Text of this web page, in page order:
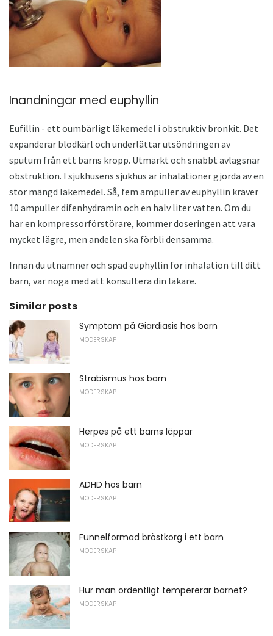
Inandningar med euphyllin
Eufillin - ett oumbärligt läkemedel i obstruktiv bronkit. Det
expanderar blodkärl och underlättar utsöndringen av
sputum från ett barns kropp. Utmärkt och snabbt avlägsnar
obstruktion. I sjukhusens sjukhus är inhalationer gjorda av en
stor mängd läkemedel. Så, fem ampuller av euphyllin kräver
10 ampuller difenhydramin och en halv liter vatten. Om du
har en kompressorförstörare, kommer doseringen att vara
mycket lägre, men andelen ska förbli densamma.
Innan du utnämner och späd euphyllin för inhalation till ditt
barn, var noga med att konsultera din läkare.
Similar posts
Symptom på Giardiasis hos barn
MODERSKAP
Strabismus hos barn
MODERSKAP
Herpes på ett barns läppar
MODERSKAP
ADHD hos barn
MODERSKAP
Funnelformad bröstkorg i ett barn
MODERSKAP
Hur man ordentligt tempererar barnet?
MODERSKAP